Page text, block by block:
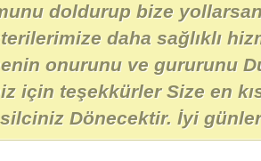
doldurup bize
daha sağlıklı
onurunu ve gururunu
için teşekkürler Size en
Dönecektir. İyi